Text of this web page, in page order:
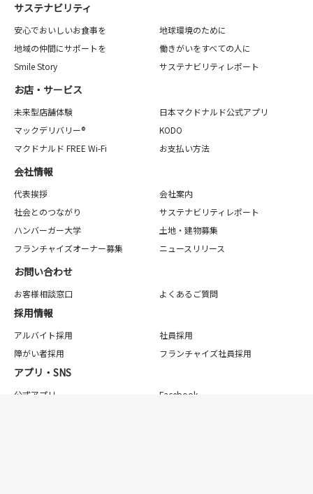
サステナビリティ
安心でおいしいお食事を
地球環境のために
地域の仲間にサポートを
働きがいをすべての人に
Smile Story
サステナビリティレポート
お店・サービス
未来型店舗体験
日本マクドナルド公式アプリ
マックデリバリー®
KODO
マクドナルド FREE Wi-Fi
お支払い方法
会社情報
代表挨拶
会社案内
社会とのつながり
サステナビリティレポート
ハンバーガー大学
土地・建物募集
フランチャイズオーナー募集
ニュースリリース
お問い合わせ
お客様相談窓口 よくあるご質問
採用情報
アルバイト採用
社員採用
障がい者採用
フランチャイズ社員採用
アプリ・SNS
公式アプリ
Facebook